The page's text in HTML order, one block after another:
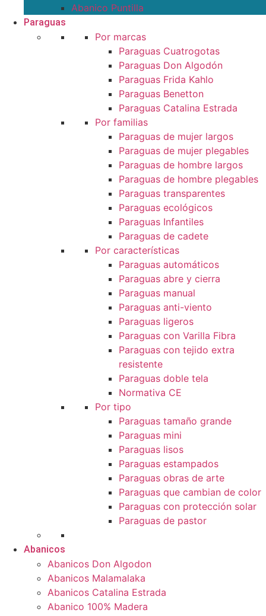
Abanico Puntilla
Paraguas
Por marcas
Paraguas Cuatrogotas
Paraguas Don Algodón
Paraguas Frida Kahlo
Paraguas Benetton
Paraguas Catalina Estrada
Por familias
Paraguas de mujer largos
Paraguas de mujer plegables
Paraguas de hombre largos
Paraguas de hombre plegables
Paraguas transparentes
Paraguas ecológicos
Paraguas Infantiles
Paraguas de cadete
Por características
Paraguas automáticos
Paraguas abre y cierra
Paraguas manual
Paraguas anti-viento
Paraguas ligeros
Paraguas con Varilla Fibra
Paraguas con tejido extra
resistente
Paraguas doble tela
Normativa CE
Por tipo
Paraguas tamaño grande
Paraguas mini
Paraguas lisos
Paraguas estampados
Paraguas obras de arte
Paraguas que cambian de color
Paraguas con protección solar
Paraguas de pastor
Abanicos
Abanicos Don Algodon
Abanicos Malamalaka
Abanicos Catalina Estrada
Abanico 100% Madera